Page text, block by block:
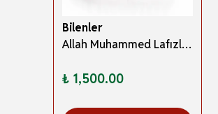
Bilenler
Allah Muhammed Lafızlı Taşlı Biblo Model 2 – Gümüş Renk Dekoratif İkili Set 26 cm
₺ 1,500.00